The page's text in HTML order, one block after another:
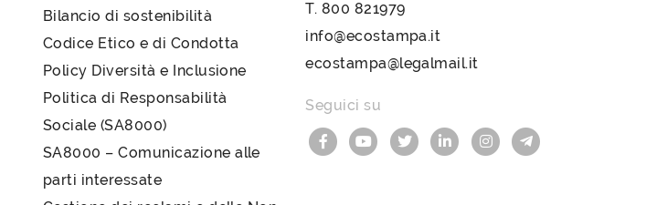
Bilancio di sostenibilità
Codice Etico e di Condotta
Policy Diversità e Inclusione
Politica di Responsabilità
Sociale (SA8000)
SA8000 – Comunicazione alle
parti interessate
T. 800 821979
info@ecostampa.it
ecostampa@legalmail.it
Seguici su